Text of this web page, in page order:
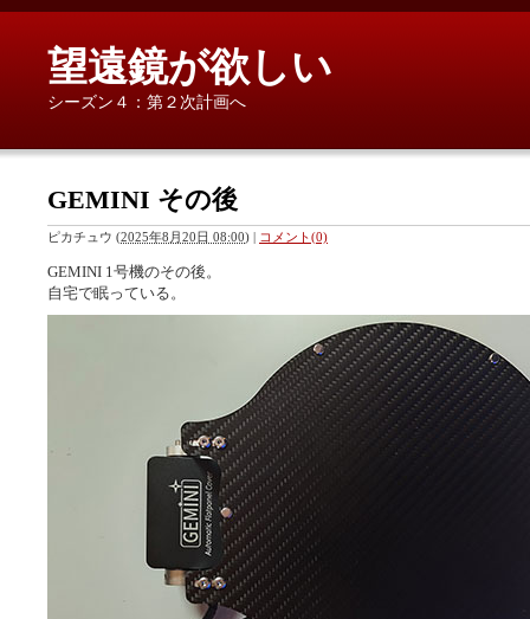
望遠鏡が欲しい
シーズン４：第２次計画へ
GEMINI その後
ピカチュウ (2025年8月20日 08:00) | コメント(0)
GEMINI 1号機のその後。
自宅で眠っている。